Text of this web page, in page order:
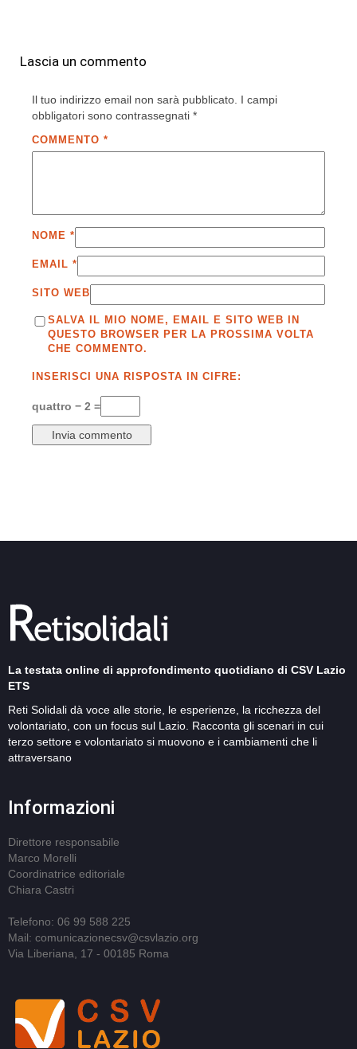
Lascia un commento
Il tuo indirizzo email non sarà pubblicato. I campi
obbligatori sono contrassegnati *
COMMENTO *
NOME *
EMAIL *
SITO WEB
SALVA IL MIO NOME, EMAIL E SITO WEB IN
QUESTO BROWSER PER LA PROSSIMA VOLTA
CHE COMMENTO.
INSERISCI UNA RISPOSTA IN CIFRE:
quattro − 2 =
La testata online di approfondimento quotidiano di CSV Lazio
ETS
Reti Solidali dà voce alle storie, le esperienze, la ricchezza del
volontariato, con un focus sul Lazio. Racconta gli scenari in cui
terzo settore e volontariato si muovono e i cambiamenti che li
attraversano
Informazioni
Direttore responsabile
Marco Morelli
Coordinatrice editoriale
Chiara Castri
Telefono: 06 99 588 225
Mail: comunicazionecsv@csvlazio.org
Via Liberiana, 17 - 00185 Roma